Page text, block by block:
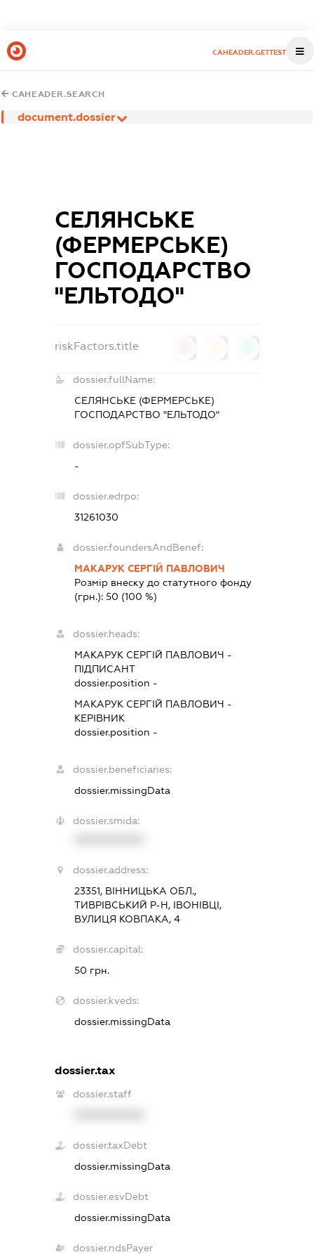
CAHEADER.GETTEST
CAHEADER.SEARCH
document.dossier
СЕЛЯНСЬКЕ
(ФЕРМЕРСЬКЕ)
ГОСПОДАРСТВО
"ЕЛЬТОДО"
riskFactors.title
dossier.fullName:
СЕЛЯНСЬКЕ (ФЕРМЕРСЬКЕ)
ГОСПОДАРСТВО "ЕЛЬТОДО"
dossier.opfSubType:
-
dossier.edrpo:
31261030
dossier.foundersAndBenef:
МАКАРУК СЕРГІЙ ПАВЛОВИЧ
Розмір внеску до статутного фонду
(грн.): 50 (100 %)
dossier.heads:
МАКАРУК СЕРГІЙ ПАВЛОВИЧ -
ПІДПИСАНТ
dossier.position -
МАКАРУК СЕРГІЙ ПАВЛОВИЧ -
КЕРІВНИК
dossier.position -
dossier.beneficiaries:
dossier.missingData
dossier.smida:
dossier.address:
23351, ВІННИЦЬКА ОБЛ.,
ТИВРІВСЬКИЙ Р-Н, ІВОНІВЦІ,
ВУЛИЦЯ КОВПАКА, 4
dossier.capital:
50 грн.
dossier.kveds:
dossier.missingData
dossier.tax
dossier.staff
dossier.taxDebt
dossier.missingData
dossier.esvDebt
dossier.missingData
dossier.ndsPayer